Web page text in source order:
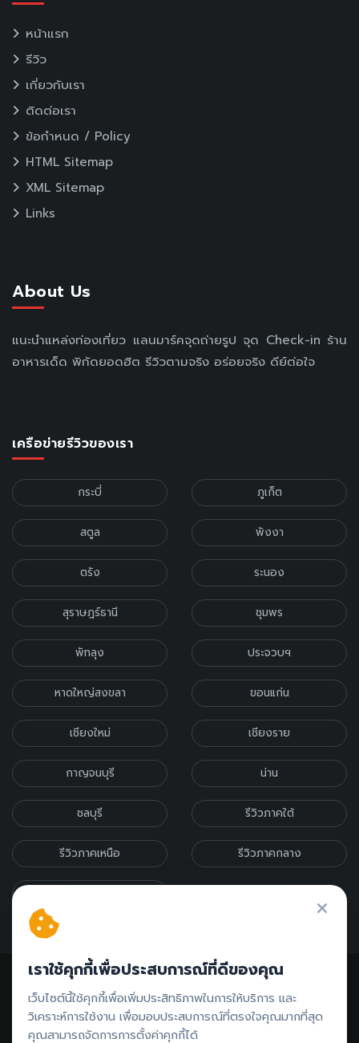
หน้าแรก
รีวิว
เกี่ยวกับเรา
ติดต่อเรา
ข้อกำหนด / Policy
HTML Sitemap
XML Sitemap
Links
About Us
แนะนำแหล่งท่องเที่ยว แลนมาร์คจุดถ่ายรูป จุด Check-in ร้าน
อาหารเด็ด พิกัดยอดฮิต รีวิวตามจริง อร่อยจริง ดีย์ต่อใจ
เครือข่ายรีวิวของเรา
กระบี่ ภูเก็ต
สตูล พังงา
ตรัง ระนอง
สุราษฎร์ธานี ชุมพร
พัทลุง ประจวบฯ
หาดใหญ่สงขลา ขอนแก่น
เชียงใหม่ เชียงราย
กาญจนบุรี น่าน
ชลบุรี รีวิวภาคใต้
รีวิวภาคเหนือ รีวิวภาคกลาง
ติดต่อรีวิว // ลงโฆษณา
เราใช้คุกกี้เพื่อประสบการณ์ที่ดีของคุณ
เว็บไซต์นี้ใช้คุกกี้เพื่อเพิ่มประสิทธิภาพในการให้บริการ และ
วิเคราะห์การใช้งาน เพื่อมอบประสบการณ์ที่ตรงใจคุณมากที่สุด
คุณสามารถจัดการการตั้งค่าคุกกี้ได้